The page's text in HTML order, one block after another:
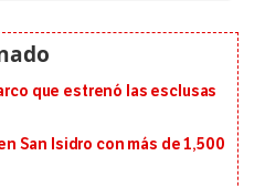
que estrenó las esclusas
San Isidro con más de 1,500